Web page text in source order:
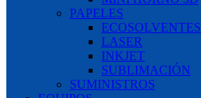
PAPELES
ECOSOLVENTES
LASER
INKJET
SUBLIMACIÓN
SUMINISTROS